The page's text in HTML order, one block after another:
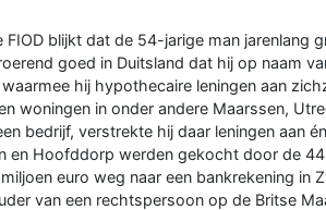
blijkt dat de 54-jarige man jarenlang
goed in Duitsland dat hij op naam
hij hypothecaire leningen aan
woningen in onder andere Maarssen,
bedrijf, verstrekte hij daar leningen aan
en Hoofddorp werden gekocht door de
euro weg naar een bankrekening in
van een rechtspersoon op de Britse